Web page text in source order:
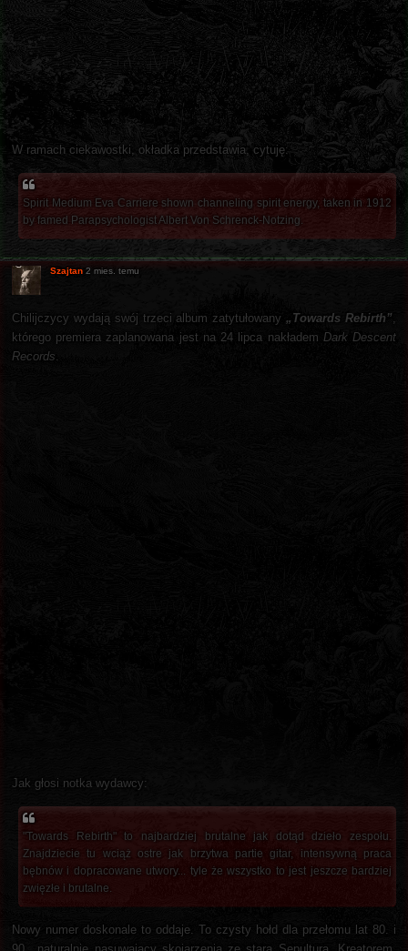
W ramach ciekawostki, okładka przedstawia, cytuję:
Spirit Medium Eva Carriere shown channeling spirit energy, taken in 1912
by famed Parapsychologist Albert Von Schrenck-Notzing.
Szajtan 2 mies. temu
Chilijczycy wydają swój trzeci album zatytułowany „Towards Rebirth”
którego premiera zaplanowana jest na 24 lipca nakładem Dark Descent
Records
Jak głosi notka wydawcy:
"Towards Rebirth" to najbardziej brutalne jak dotąd dzieło zespołu.
Znajdziecie tu wciąż ostre jak brzytwa partie gitar, intensywną praca
bębnów i dopracowane utwory... tyle że wszystko to jest jeszcze bardziej
zwięzłe i brutalne.
Nowy numer doskonale to oddaje. To czysty hołd dla przełomu lat 80. i